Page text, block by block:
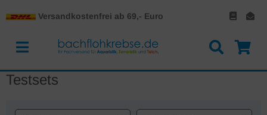
Versandkostenfrei ab 69,- Euro
Testsets